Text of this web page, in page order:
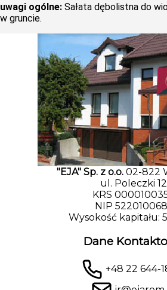
uwagi ogólne: Sałata dębolistna do
w gruncie.
"EJA" Sp. z o.o.02-822
ul. Poleczki 12
KRS
NIP
Wysokość kapitału:
Dane
+48 22 644-